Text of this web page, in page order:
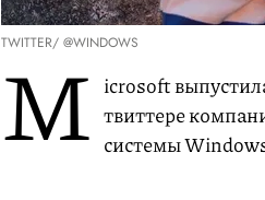
TWITTER/ @WINDOWS
M icrosoft
твиттере
системы